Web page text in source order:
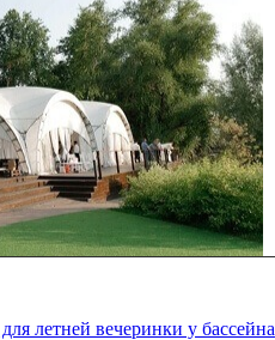
летней вечеринки у бассейна